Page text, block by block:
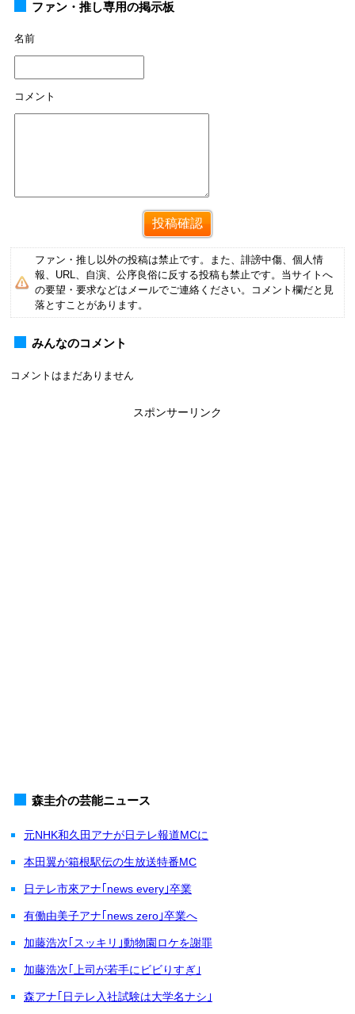
ファン・推し専用の掲示板
名前
コメント
ファン・推し以外の投稿は禁止です。また、誹謗中傷、個人情
報、URL、自演、公序良俗に反する投稿も禁止です。当サイトへ
の要望・要求などはメールでご連絡ください。コメント欄だと見
落とすことがあります。
みんなのコメント
コメントはまだありません
スポンサーリンク
森圭介の芸能ニュース
元NHK和久田アナが日テレ報道MCに
本田翼が箱根駅伝の生放送特番MC
日テレ市來アナ｢news every｣卒業
有働由美子アナ｢news zero｣卒業へ
加藤浩次｢スッキリ｣動物園ロケを謝罪
加藤浩次｢上司が若手にビビりすぎ｣
森アナ｢日テレ入社試験は大学名ナシ｣